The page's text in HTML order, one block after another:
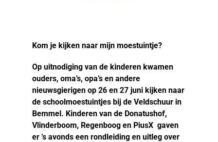
Kom je kijken naar mijn moestuintje?
Op uitnodiging van de kinderen kwamen
ouders, oma’s, opa’s en andere
nieuwsgierigen op 26 en 27 juni kijken naar
de schoolmoestuintjes bij de Veldschuur in
Bemmel. Kinderen van de Donatushof,
Vlinderboom, Regenboog en PiusX gaven
er ’s avonds een rondleiding en uitleg over